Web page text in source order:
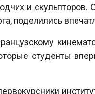
и скульпторов.
поделились
студенты